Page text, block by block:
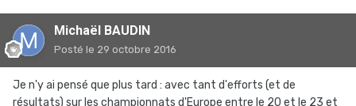
Michaël BAUDIN
Posté le 29 octobre 2016
Je n'y ai pensé que plus tard : avec tant d'efforts (et de
résultats) sur les championnats d'Europe entre le 20 et le 23 et